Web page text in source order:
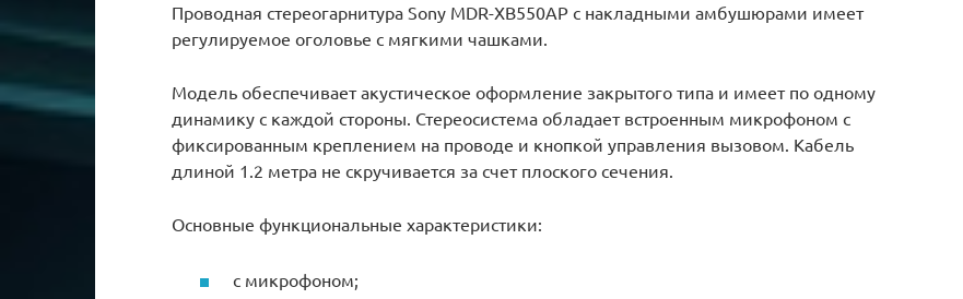
Проводная стереогарнитура Sony MDR-XB550AP с накладными амбушюрами имеет
регулируемое оголовье с мягкими чашками.
Модель обеспечивает акустическое оформление закрытого типа и имеет по одному
динамику с каждой стороны. Стереосистема обладает встроенным микрофоном с
фиксированным креплением на проводе и кнопкой управления вызовом. Кабель
длиной 1.2 метра не скручивается за счет плоского сечения.
Основные функциональные характеристики:
с микрофоном;